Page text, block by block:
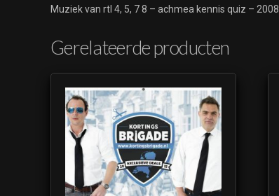
Muziek van rtl 4, 5, 7 8 – achmea kennis quiz – 2008
Gerelateerde producten